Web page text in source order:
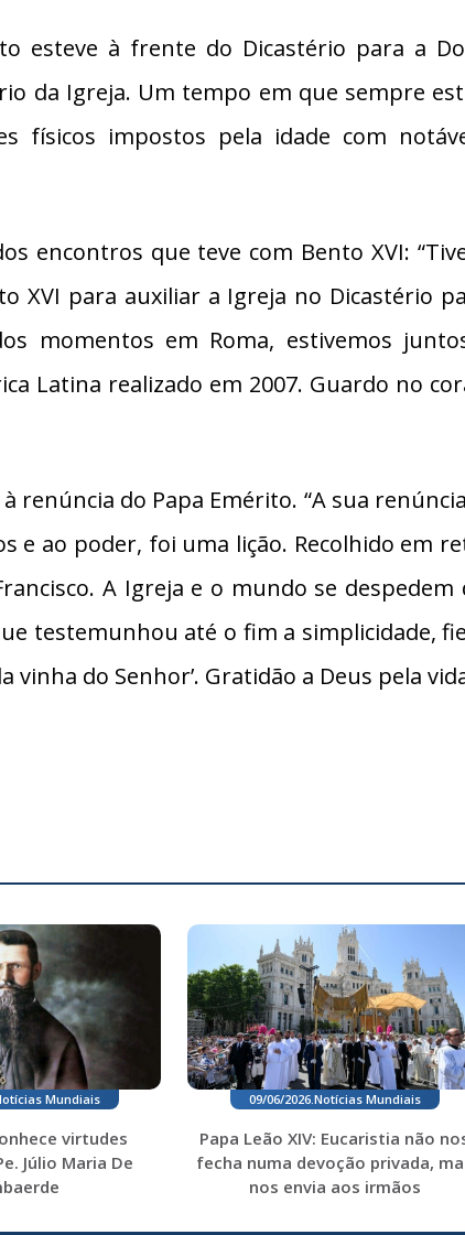
esteve à frente do Dicastério para a
da Igreja. Um tempo em que sempre
físicos impostos pela idade com
encontros que teve com Bento XVI:
XVI para auxiliar a Igreja no Dicastério
momentos em Roma, estivemos
Latina realizado em 2007. Guardo no
renúncia do Papa Emérito. “A sua
e ao poder, foi uma lição. Recolhido em
A Igreja e o mundo se
testemunhou até o fim a simplicidade,
vinha do Senhor’. Gratidão a Deus pela
Mundiais
virtudes
Júlio Maria De
09/06/2026.Notícias Mundiais
Papa Leão XIV: Eucaristia não
fecha numa devoção privada,
nos envia aos irmãos